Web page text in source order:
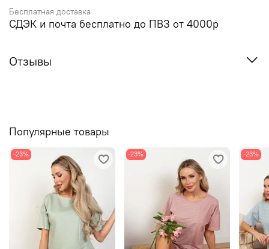
Бесплатная доставка
СДЭК и почта бесплатно до ПВЗ от 4000р
Отзывы
Популярные товары
-23% -23% -23%